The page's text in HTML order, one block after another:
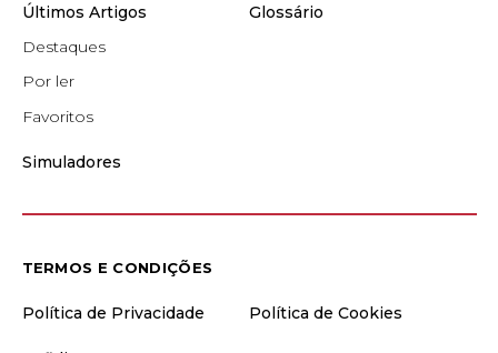
Últimos Artigos
Destaques
Por ler
Favoritos
Glossário
Simuladores
TERMOS E CONDIÇÕES
Política de Privacidade Política de Cookies